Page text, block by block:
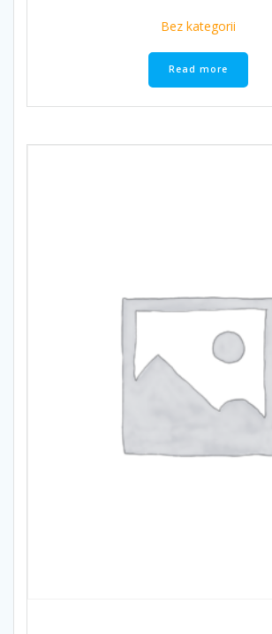
Bez kategorii
Read more